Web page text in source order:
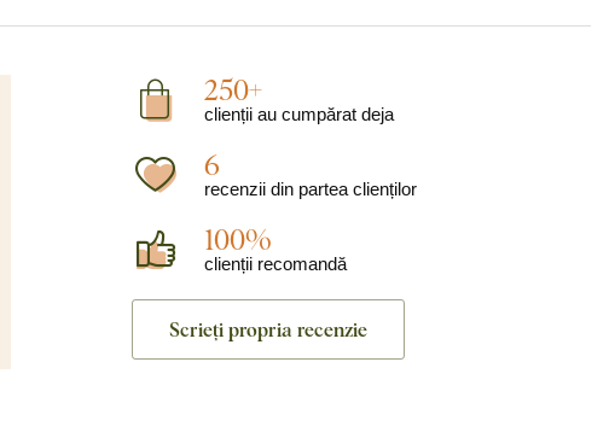
250+
clienții au cumpărat deja
6
recenzii din partea clienților
100%
clienții recomandă
Scrieți propria recenzie